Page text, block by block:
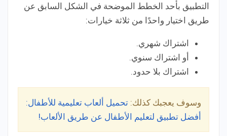
التطبيق بأحد الخطط الموضحة في الشكل السابق عن
طريق اختيار واحدًا من ثلاثة خيارات:
اشتراك شهري.
أو اشتراك سنوي.
اشتراك بلا حدود.
وسوف يعجبك كذلك: تحميل ألعاب تعليمية للأطفال:
أفضل تطبيق لتعليم الأطفال عن طريق الألعاب!